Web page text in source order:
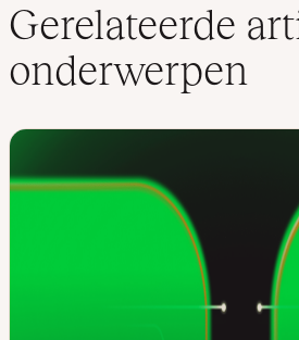
Gerelateerde
onderwerpen